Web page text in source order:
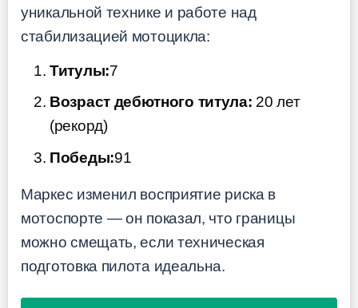
уникальной технике и работе над
стабилизацией мотоцикла:
Титулы:7
Возраст дебютного титула: 20 лет
(рекорд)
Победы:91
Маркес изменил восприятие риска в
мотоспорте — он показал, что границы
можно смещать, если техническая
подготовка пилота идеальна.